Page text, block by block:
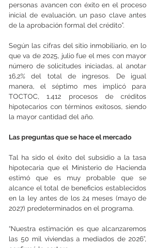
personas avancen con éxito en el proceso
inicial de evaluación, un paso clave antes
de la aprobación formal del crédito”.
Según las cifras del sitio inmobiliario, en lo
que va de 2025, julio fue el mes con mayor
número de solicitudes iniciadas, al anotar
16,2% del total de ingresos. De igual
manera, el séptimo mes implicó para
TOCTOC, 1.412 procesos de créditos
hipotecarios con términos exitosos, siendo
la mayor cantidad del año.
Las preguntas que se hace el mercado
Tal ha sido el éxito del subsidio a la tasa
hipotecaria que el Ministerio de Hacienda
estimó que es muy probable que se
alcance el total de beneficios establecidos
en la ley antes de los 24 meses (mayo de
2027) predeterminados en el programa.
“Nuestra estimación es que alcanzaremos
las 50 mil viviendas a mediados de 2026”,